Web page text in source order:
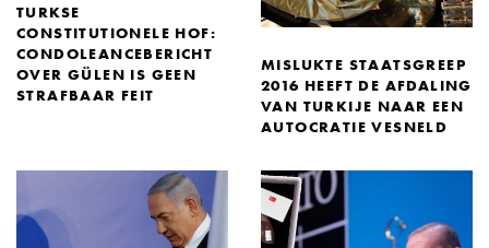
TURKSE
CONSTITUTIONELE HOF:
CONDOLEANCEBERICHT
OVER GÜLEN IS GEEN
STRAFBAAR FEIT
MISLUKTE STAATSGREEP
2016 HEEFT DE AFDALING
VAN TURKIJE NAAR EEN
AUTOCRATIE VESNELD